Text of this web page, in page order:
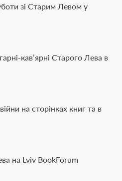
зі Старим Левом у
кав’ярні Старого Лева в
на сторінках книг та в
на Lviv BookForum